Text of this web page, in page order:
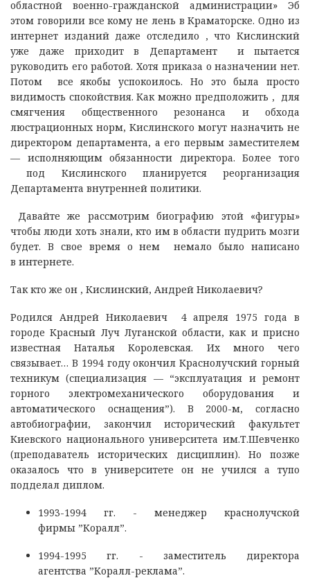
областной военно-гражданской администрации» Эб
этом говорили все кому не лень в Краматорске. Одно из
интернет изданий даже отследило , что Кислинский
уже даже приходит в Департамент и пытается
руководить его работой. Хотя приказа о назначении нет.
Потом все якобы успокоилось. Но это была просто
видимость спокойствия. Как можно предположить , для
смягчения общественного резонанса и обхода
люстрационных норм, Кислинского могут назначить не
директором департамента, а его первым заместителем
— исполняющим обязанности директора. Более того
под Кислинского планируется реорганизация
Департамента внутренней политики.
Давайте же рассмотрим биографию этой «фигуры»
чтобы люди хоть знали, кто им в области пудрить мозги
будет. В свое время о нем немало было написано
в интернете.
Так кто же он , Кислинский, Андрей Николаевич?
Родился Андрей Николаевич 4 апреля 1975 года в
городе Красный Луч Луганской области, как и присно
известная Наталья Королевская. Их много чего
связывает… В 1994 году окончил Краснолучский горный
техникум (специализация — “эксплуатация и ремонт
горного электромеханического оборудования и
автоматического оснащения”). В 2000-м, согласно
автобиографии, закончил исторический факультет
Киевского национального университета им.Т.Шевченко
(преподаватель исторических дисциплин). Но позже
оказалось что в университете он не учился а тупо
подделал диплом.
1993-1994 гг. - менеджер краснолучской
фирмы ”Коралл”.
1994-1995 гг. - заместитель директора
агентства ”Коралл-реклама”.